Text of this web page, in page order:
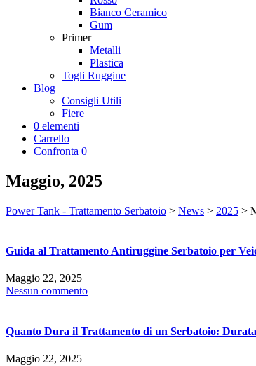
Bianco Ceramico
Gum
Primer
Metalli
Plastica
Togli Ruggine
Blog
Consigli Utili
Fiere
0 elementi
Carrello
Confronta 0
Maggio, 2025
Power Tank - Trattamento Serbatoio > News > 2025 >
Guida al Trattamento Antiruggine Serbatoio per
Maggio 22, 2025
Nessun commento
Quanto Dura il Trattamento di un Serbatoio:
Maggio 22, 2025